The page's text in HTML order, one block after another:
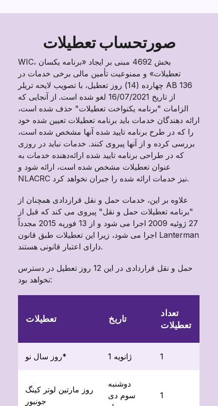
صورتحساب تعطیلات
WIC، بخش 4692 مبنی بر ایجاد «برنامه یکسان
تعطیلات» و ممنوعیت تأمین مالی برخی خدمات در
چهارده (14) روز تعطیل، با تصویب لایحه تریلر AB 136
از تاریخ 16/07/2021 لغو شده است. از آنجایی که
الزامات "برنامه یکنواخت تعطیلات" حذف شده است،
ارائه دهندگان خدمات باید برنامه تعطیلات تعیین شده خود
را که در طرح برنامه تایید شده آنها مشخص شده است،
بررسی کرده و از آنها پیروی کنند. خدمات نباید در روزی
که در طراحی برنامه تایید شده ارائه‌دهنده خدمات به
عنوان تعطیلات مشخص شده است، ارائه شود و
NLACRC نیز خدمات ارائه شده را جبران نخواهد کرد.
علاوه بر این، خدمات حمل و نقل قراردادی همچنان از
"برنامه تعطیلات حمل و نقل" پیروی می کند که قبل از
27 ژوئیه 2009 اجرا می شود و از 13 فوریه 2015 مجدداً
اجرا می شود، زیرا این تعطیلات طبق قانون Lanterman
دارای اعتبار قانونی هستند.
حمل و نقل قراردادی در این 12 روز تعطیل در دسترس
نخواهد بود:
تعطیلات تاریخ
تعداد
تعطیلات
روز سال نو* 1 ژانویه 1
روز مارتین لوتر کینگ
جونیور
دوشنبه
سوم دی
1